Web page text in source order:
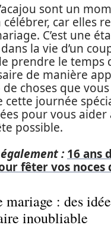
sont un
car elles
C’est une
la vie d’un
prendre le temps
de manière
choses que
journée
pour vous aider
possible.
: 16 ans
fêter vos noces
mariage : des
inoubliable